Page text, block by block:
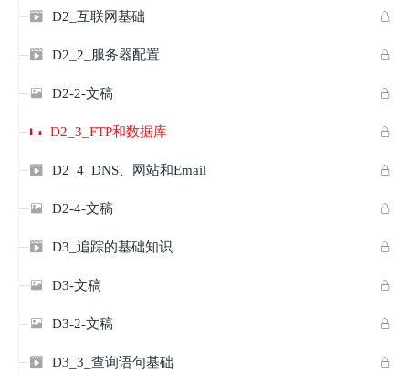

 D2_互联网基础

 D2_2_服务器配置

 D2-2-文稿

D2_3_FTP和数据库

 D2_4_DNS、网站和Email

 D2-4-文稿

 D3_追踪的基础知识

 D3-文稿

 D3-2-文稿

 D3_3_查询语句基础